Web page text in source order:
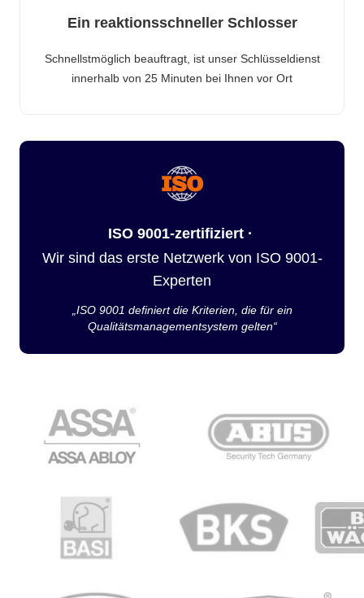
Ein reaktionsschneller Schlosser
Schnellstmöglich beauftragt, ist unser Schlüsseldienst
innerhalb von 25 Minuten bei Ihnen vor Ort
ISO 9001-zertifiziert ·
Wir sind das erste Netzwerk von ISO 9001-
Experten
„ISO 9001 definiert die Kriterien, die für ein
Qualitätsmanagementsystem gelten“